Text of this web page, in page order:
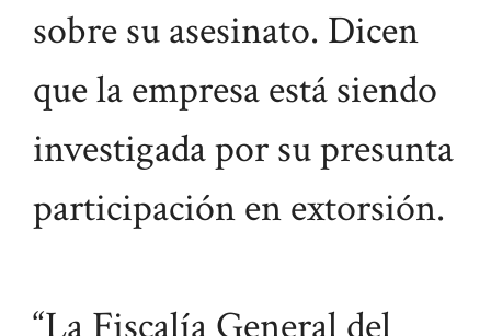
sobre su asesinato. Dicen
que la empresa está siendo
investigada por su presunta
participación en extorsión.